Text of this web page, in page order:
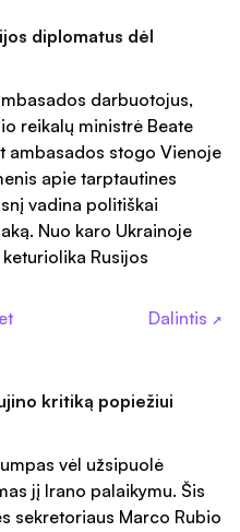
diplomatus dėl
darbuotojus,
reikalų ministrė Beate
ambasados stogo Vienoje
apie tarptautines
vadina politiškai
Nuo karo Ukrainoje
Rusijos
Dalintis ↗
kritiką popiežiui
vėl užsipuolė
jį Irano palaikymu. Šis
sekretoriaus Marco Rubio